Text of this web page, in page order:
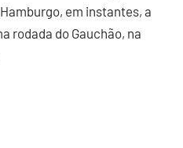
em instantes, a
rodada do Gauchão, na